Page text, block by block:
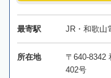
最寄駅 JR・和歌山
所在地
〒640-8342
402号